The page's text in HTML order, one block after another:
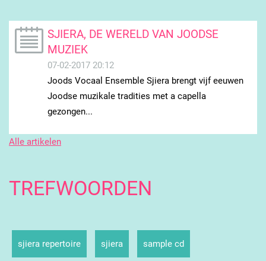
SJIERA, DE WERELD VAN JOODSE
MUZIEK
07-02-2017 20:12
Joods Vocaal Ensemble Sjiera brengt vijf eeuwen
Joodse muzikale tradities met a capella
gezongen...
Alle artikelen
TREFWOORDEN
sjiera repertoire sjiera sample cd